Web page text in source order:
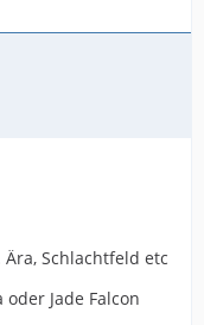
Schlachtfeld etc
Jade Falcon